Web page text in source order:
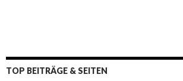
TOP BEITRÄGE & SEITEN